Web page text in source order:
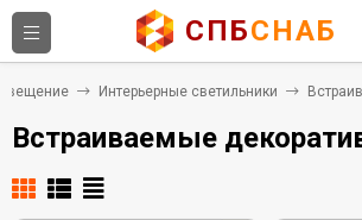
СПБСНАБ
Интерьерные светильники
Встраиваемые